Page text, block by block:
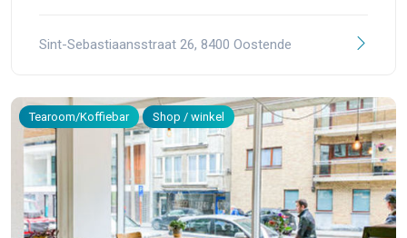
Sint-Sebastiaansstraat 26, 8400 Oostende
Tearoom/Koffiebar Shop / winkel